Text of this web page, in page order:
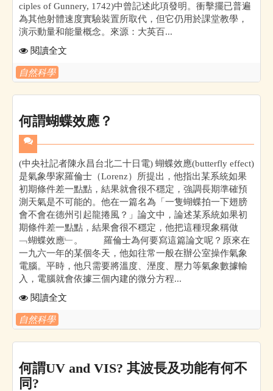
ciples of Gunnery, 1742)中曾記述此項發明。衝擊擺已普遍
為其他射體速度實驗裝置所取代，但它仍用於課堂教學，
演示動量和能量概念。來源：大英百...
閱讀全文
自然科學
何謂蝴蝶效應？
(中央社記者陳永昌台北二十日電) 蝴蝶效應(butterfly effect)
是氣象學家羅倫士（Lorenz）所提出，他指出某系統如果
初期條件差一點點，結果就會很不穩定，強調長期準確預
測天氣是不可能的。他在一篇名為「一隻蝴蝶拍一下翅膀
會不會在德州引起龍捲風？」論文中，論述某系統如果初
期條件差一點點，結果會很不穩定，他把這種現象稱做
﹁蝴蝶效應﹂。 羅倫士為何要寫這篇論文呢？原來在
一九六一年的某個冬天，他如往常一般在辦公室操作氣象
電腦。平時，他只需要將溫度、溼度、壓力等氣象數據輸
入，電腦就會依據三個內建的微分方程...
閱讀全文
自然科學
何謂UV and VIS? 其波長及功能有何不
同?